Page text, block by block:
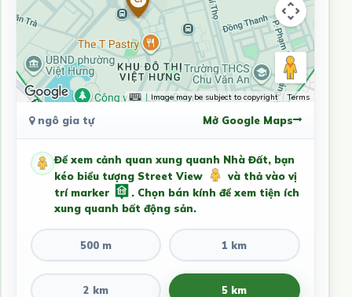
Image may be subject to copyright Terms
ngô gia tự Mở Google Maps
Để xem cảnh quan xung quanh Nhà Đất, bạn
kéo biểu tượng Street View
và thả vào vị
trí marker
. Chọn bán kính để xem tiện ích
xung quanh bất động sản.
500 m 1 km
2 km 5 km